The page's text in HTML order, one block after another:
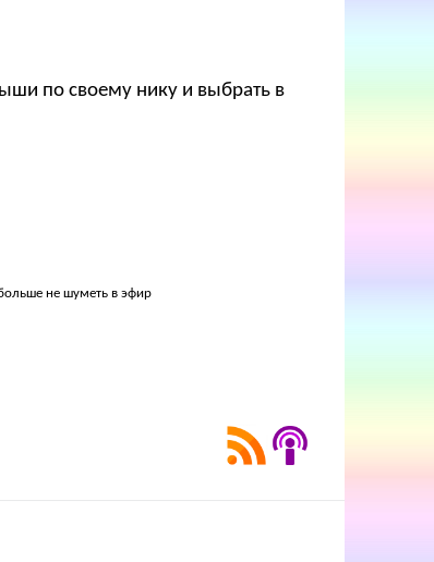
по своему нику и выбрать в
не шуметь в эфир